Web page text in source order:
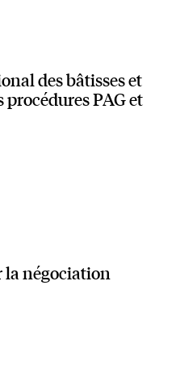
des bâtisses et
PAG et
négociation